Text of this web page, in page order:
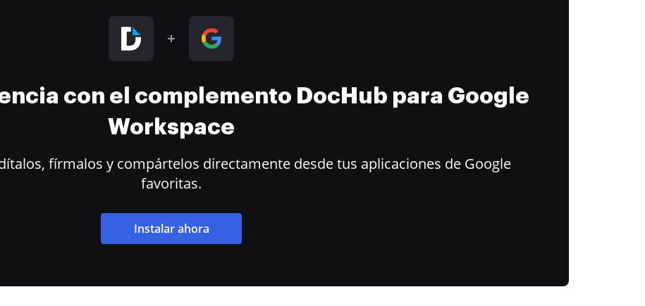
con el complemento DocHub para Google
Workspace
fírmalos y compártelos directamente desde tus aplicaciones de Google
favoritas.
Instalar ahora